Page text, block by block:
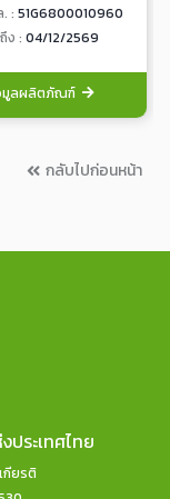
: 51G6800010960
ง : 04/12/2569
มูลผลิตภัณฑ์
กลับไปก่อนหน้า
ระเทศไทย
กียรติ